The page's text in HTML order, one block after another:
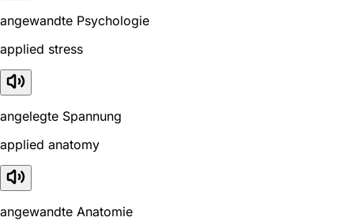
angewandte Psychologie
applied stress
angelegte Spannung
applied anatomy
angewandte Anatomie